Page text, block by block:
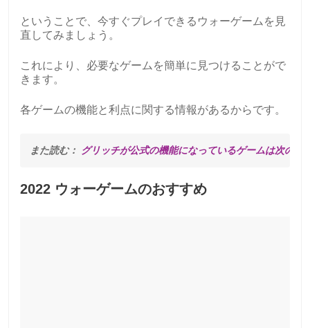
ということで、今すぐプレイできるウォーゲームを見
直してみましょう。
これにより、必要なゲームを簡単に見つけることがで
きます。
各ゲームの機能と利点に関する情報があるからです。
また読む： グリッチが公式の機能になっているゲームは次の
2022 ウォーゲームのおすすめ